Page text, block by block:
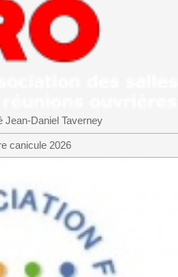
Jean-Daniel Taverney
canicule 2026